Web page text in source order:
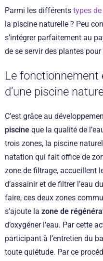
Parmi les différents types
la piscine naturelle ? Peu
s’intégrer parfaitement au
de se servir des plantes pour
Le fonctionnement
d’une piscine
C’est grâce au
piscine que la qualité de
trois zones, la piscine
natation qui fait office de
zone de filtrage, accueillent
d’assainir et de filtrer l’eau
faire, ces deux zones
s’ajoute la zone de
d’oxygéner l’eau. Par cette
participant à l’entretien du
toute quiétude. Par ce